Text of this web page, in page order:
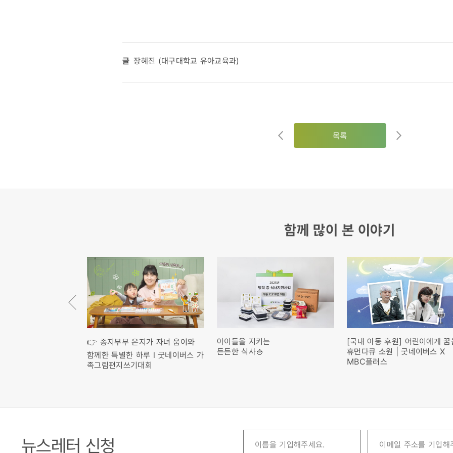
글 장혜진 (대구대학교 유아교육과)
목록
함께 많이 본 이야기
👉 종지부부 은지가 자녀 움이와
함께한 특별한 하루 l 굿네이버스 가
족그림편지쓰기대회
아이들을 지키는
든든한 식사🍚
[국내 아동 후원] 어린이에게 꿈
휴먼다큐 소원 | 굿네이버스 X
MBC플러스
뉴스레터 신청